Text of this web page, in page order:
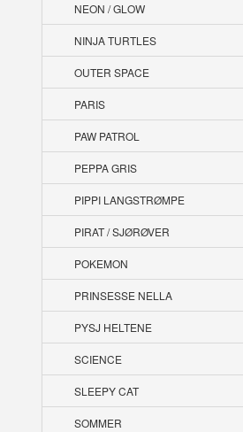
NEON / GLOW
NINJA TURTLES
OUTER SPACE
PARIS
PAW PATROL
PEPPA GRIS
PIPPI LANGSTRØMPE
PIRAT / SJØRØVER
POKEMON
PRINSESSE NELLA
PYSJ HELTENE
SCIENCE
SLEEPY CAT
SOMMER